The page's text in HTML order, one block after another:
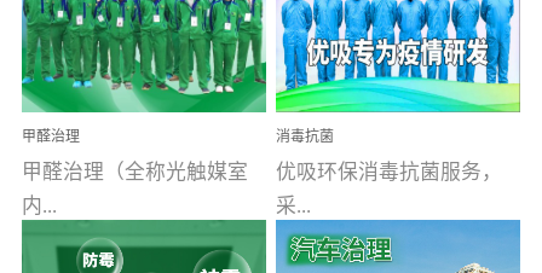
甲醛治理
甲醛治理（全称光触媒室
内...
消毒抗菌
优吸环保消毒抗菌服务，
采...